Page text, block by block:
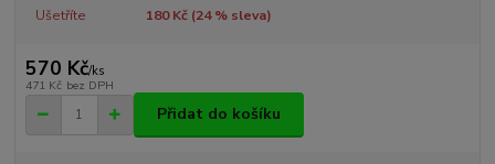
Ušetříte 180 Kč (24% sleva)
570 Kč/ks
471 Kč bez DPH
Přidat do košíku